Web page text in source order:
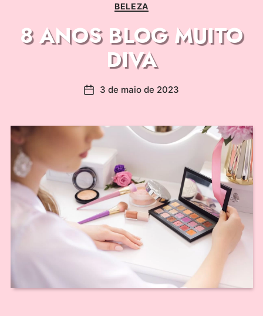
BELEZA
8 ANOS BLOG MUITO
DIVA
3 de maio de 2023